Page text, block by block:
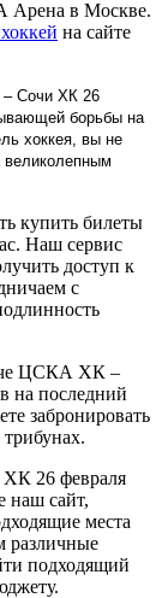
Арена в Москве.
на сайте
– Сочи ХК 26
борьбы на
хоккея, вы не
великолепным
купить билеты
Наш сервис
доступ к
с
ЦСКА ХК –
на последний
забронировать
трибунах.
26 февраля
наш сайт,
места
различные
подходящий